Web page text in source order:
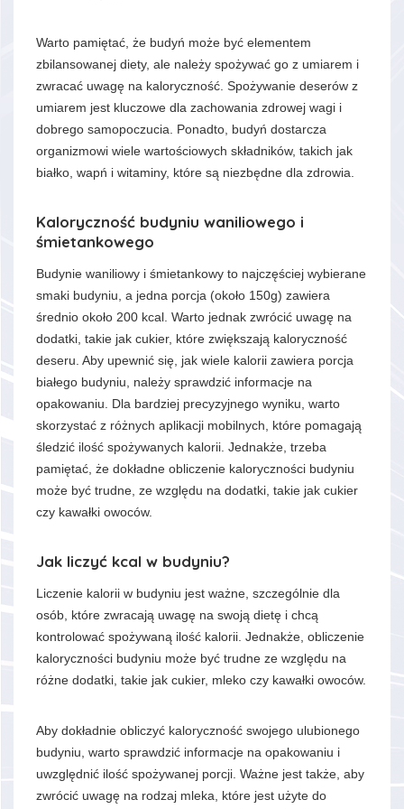
Warto pamiętać, że budyń może być elementem
zbilansowanej diety, ale należy spożywać go z umiarem i
zwracać uwagę na kaloryczność. Spożywanie deserów z
umiarem jest kluczowe dla zachowania zdrowej wagi i
dobrego samopoczucia. Ponadto, budyń dostarcza
organizmowi wiele wartościowych składników, takich jak
białko, wapń i witaminy, które są niezbędne dla zdrowia.
Kaloryczność budyniu waniliowego i
śmietankowego
Budynie waniliowy i śmietankowy to najczęściej wybierane
smaki budyniu, a jedna porcja (około 150g) zawiera
średnio około 200 kcal. Warto jednak zwrócić uwagę na
dodatki, takie jak cukier, które zwiększają kaloryczność
deseru. Aby upewnić się, jak wiele kalorii zawiera porcja
białego budyniu, należy sprawdzić informacje na
opakowaniu. Dla bardziej precyzyjnego wyniku, warto
skorzystać z różnych aplikacji mobilnych, które pomagają
śledzić ilość spożywanych kalorii. Jednakże, trzeba
pamiętać, że dokładne obliczenie kaloryczności budyniu
może być trudne, ze względu na dodatki, takie jak cukier
czy kawałki owoców.
Jak liczyć kcal w budyniu?
Liczenie kalorii w budyniu jest ważne, szczególnie dla
osób, które zwracają uwagę na swoją dietę i chcą
kontrolować spożywaną ilość kalorii. Jednakże, obliczenie
kaloryczności budyniu może być trudne ze względu na
różne dodatki, takie jak cukier, mleko czy kawałki owoców.
Aby dokładnie obliczyć kaloryczność swojego ulubionego
budyniu, warto sprawdzić informacje na opakowaniu i
uwzględnić ilość spożywanej porcji. Ważne jest także, aby
zwrócić uwagę na rodzaj mleka, które jest użyte do